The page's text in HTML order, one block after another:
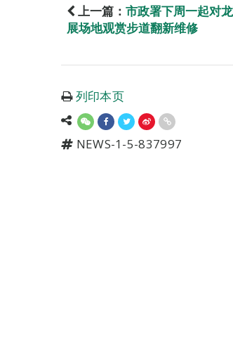
上一篇： 市政署下周一起对
展场地观赏步道翻新维修
列印本页
NEWS-1-5-837997